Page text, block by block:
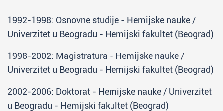
1992-1998: Osnovne studije - Hemijske nauke /
Univerzitet u Beogradu - Hemijski fakultet (Beograd)
1998-2002: Magistratura - Hemijske nauke /
Univerzitet u Beogradu - Hemijski fakultet (Beograd)
2002-2006: Doktorat - Hemijske nauke / Univerzitet
u Beogradu - Hemijski fakultet (Beograd)